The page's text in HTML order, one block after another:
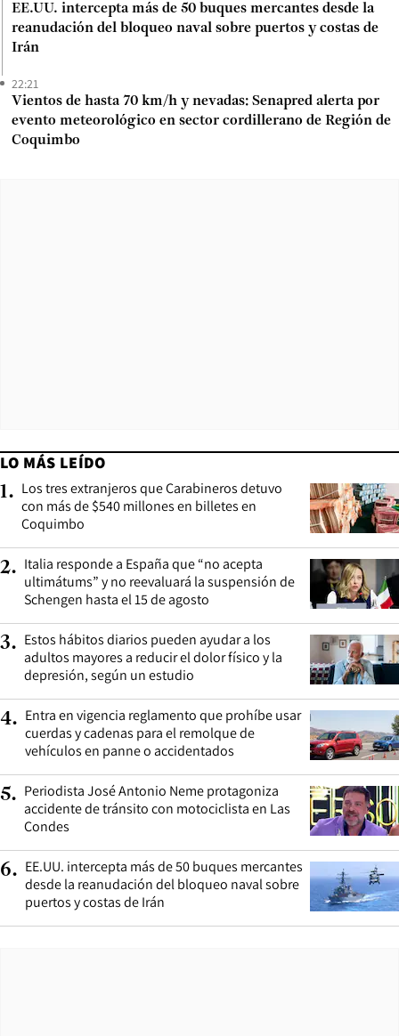
EE.UU. intercepta más de 50 buques mercantes desde la
reanudación del bloqueo naval sobre puertos y costas de
Irán
22:21
Vientos de hasta 70 km/h y nevadas: Senapred alerta por
evento meteorológico en sector cordillerano de Región de
Coquimbo
LO MÁS LEÍDO
1. Los tres extranjeros que Carabineros detuvo
con más de $540 millones en billetes en
Coquimbo
2. Italia responde a España que “no acepta
ultimátums” y no reevaluará la suspensión de
Schengen hasta el 15 de agosto
3. Estos hábitos diarios pueden ayudar a los
adultos mayores a reducir el dolor físico y la
depresión, según un estudio
4. Entra en vigencia reglamento que prohíbe usar
cuerdas y cadenas para el remolque de
vehículos en panne o accidentados
5. Periodista José Antonio Neme protagoniza
accidente de tránsito con motociclista en Las
Condes
6. EE.UU. intercepta más de 50 buques mercantes
desde la reanudación del bloqueo naval sobre
puertos y costas de Irán